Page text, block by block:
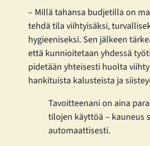
– Millä tahansa budjetilla on
tehdä tila viihtyisäksi,
hygieeniseksi. Sen jälkeen
että kunnioitetaan yhdessä
pidetään yhteisesti huolta
hankituista kalusteista ja
Tavoitteenani on aina
tilojen käyttöä – kauneus
automaattisesti.